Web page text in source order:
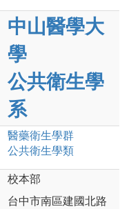
中山醫學大
學
公共衛生學
系
醫藥衛生學群
公共衛生學類
校本部
台中市南區建國北路